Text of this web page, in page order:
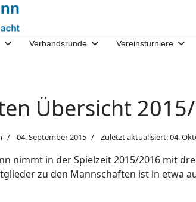
Verbandsrunde Vereinsturniere
Übersicht
04. September 2015 Zuletzt aktualisiert: 04.
nimmt in der Spielzeit 2015/2016 mit
zu den Mannschaften ist in etwa